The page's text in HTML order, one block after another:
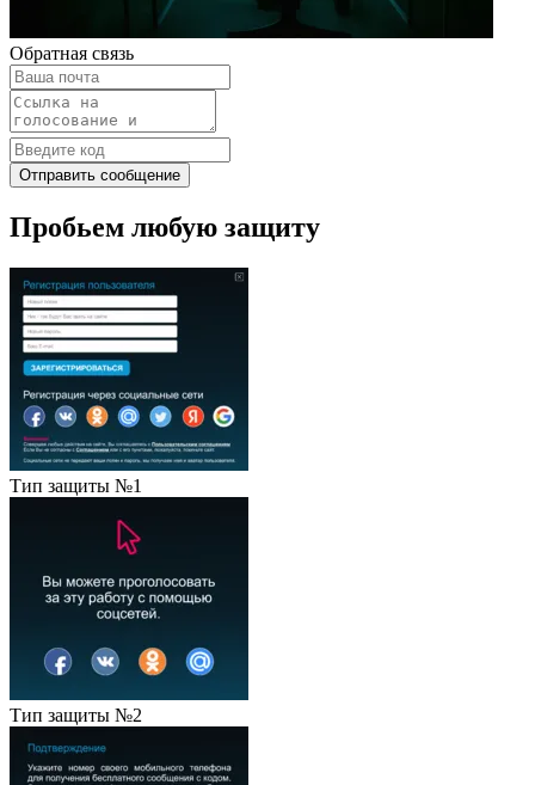
Обратная связь
Отправить сообщение
Пробьем любую защиту
Тип защиты №1
Тип защиты №2